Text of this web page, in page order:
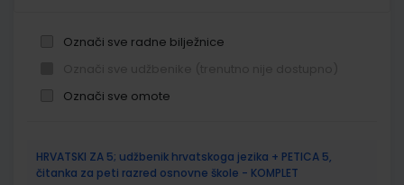
Označi sve radne bilježnice
Označi sve omote
proizvodi
HRVATSKI ZA 5; udžbenik hrvatskoga jezika + PETICA 5,
čitanka za peti razred osnovne škole - KOMPLET